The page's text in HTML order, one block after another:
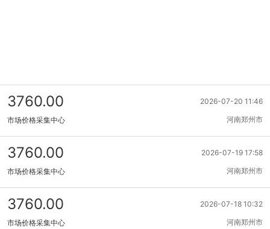
2026-07-20 11:46
3760.00
河南郑州市
市场价格采集中心
2026-07-19 17:58
3760.00
河南郑州市
市场价格采集中心
2026-07-18 10:32
3760.00
河南郑州市
市场价格采集中心